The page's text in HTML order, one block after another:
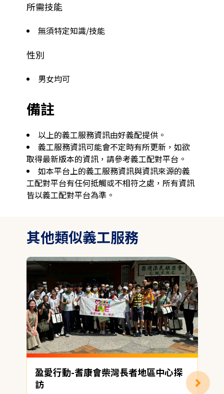
所需技能
無須特定知識/技能
性別
男女均可
備註
以上的義工服務資訊由好義配提供。
義工服務資訊可能會不定時有所更新，如欲
取得最新版本的資訊，請參考義工配對平台。
如本平台上的義工服務資訊與資訊來源的義
工配對平台有任何抵觸或不相符之處，所有資訊
皆以義工配對平台為準。
其他類似義工服務
盈愛行動-耆康會柴灣長者地區中心探
訪